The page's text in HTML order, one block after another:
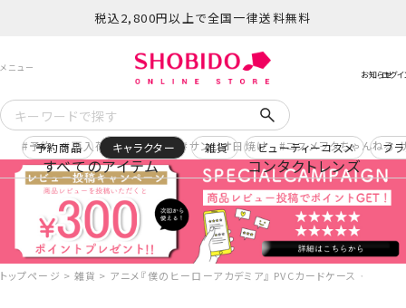
税込2,800円以上で全国一律送料無料
予約 再入荷 ヒロアカ サンリオ日焼け コスメヲタちゃんねる
すべてのアイテム コンタクトレンズ
予約商品 キャラクター 雑貨 ビューティーコスメ ブ
トップページ 雑貨 アニメ『僕のヒーローアカデミア』 PVCカードケース ＜ 轟